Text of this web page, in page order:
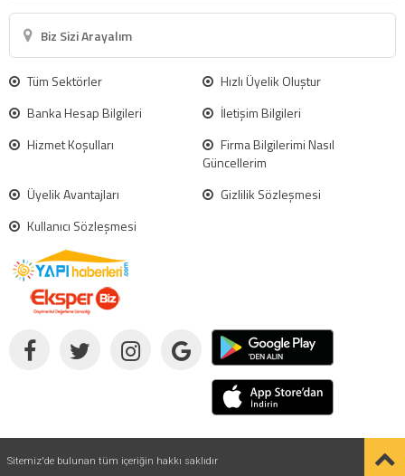
Biz Sizi Arayalım
Tüm Sektörler
Hızlı Üyelik Oluştur
Banka Hesap Bilgileri
İletişim Bilgileri
Hizmet Koşulları
Firma Bilgilerimi Nasıl
Güncellerim
Üyelik Avantajları
Gizlilik Sözleşmesi
Kullanıcı Sözleşmesi
Sitemiz'de bulunan tüm içeriğin hakkı saklıdır